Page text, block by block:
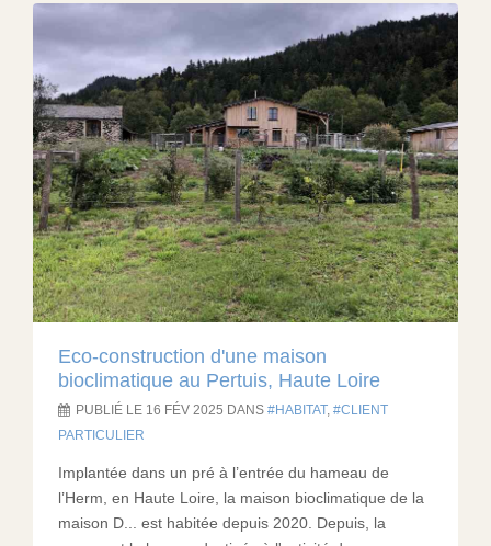
Eco-construction d'une maison
bioclimatique au Pertuis, Haute Loire
PUBLIÉ LE 16 FÉV 2025 DANS HABITAT,
CLIENT
PARTICULIER
Implantée dans un pré à l’entrée du hameau de
l’Herm, en Haute Loire, la maison bioclimatique de la
maison D... est habitée depuis 2020. Depuis, la